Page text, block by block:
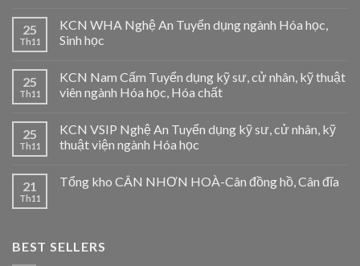
25
Th11
KCN WHA Nghệ An Tuyển dụng ngành Hóa học,
Sinh học
25
Th11
KCN Nam Cấm Tuyển dụng kỹ sư, cử nhân, kỹ thuật
viên ngành Hóa học, Hóa chất
25
Th11
KCN VSIP Nghệ An Tuyển dụng kỹ sư, cử nhân, kỹ
thuật viện ngành Hóa học
21
Th11
Tổng kho CÂN NHƠN HOÀ-Cân đồng hồ, Cân đĩa
BEST SELLERS